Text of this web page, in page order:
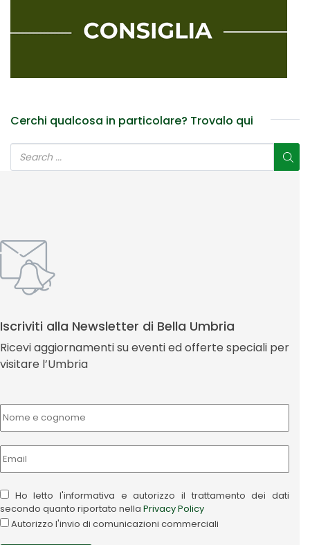
Cerchi qualcosa in particolare? Trovalo qui
Iscriviti alla Newsletter di Bella Umbria
Ricevi aggiornamenti su eventi ed offerte speciali per
visitare l’Umbria
Ho letto l'informativa e autorizzo il trattamento dei dati
secondo quanto riportato nella Privacy Policy
Autorizzo l'invio di comunicazioni commerciali